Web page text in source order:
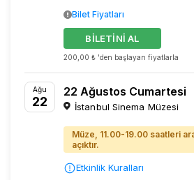
200,00 ₺ 'den başlayan fiyatlarla
BİLETİNİ AL
Bilet Fiyatları
Ağu
22
22 Ağustos Cumartesi
İstanbul Sinema Müzesi
Müze, 11.00-19.00 saatleri
açıktır.
Etkinlik Kuralları